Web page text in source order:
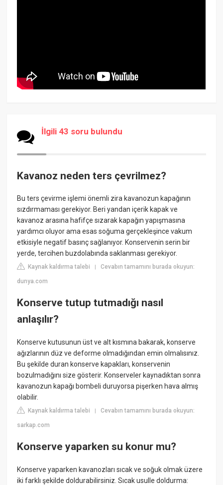
İlgili 43 soru bulundu
Kavanoz neden ters çevrilmez?
Bu ters çevirme işlemi önemli zira kavanozun kapağının
sızdırmaması gerekiyor. Beri yandan içerik kapak ve
kavanoz arasına hafifçe sızarak kapağın yapışmasına
yardımcı oluyor ama esas soğuma gerçekleşince vakum
etkisiyle negatif basınç sağlanıyor. Konservenin serin bir
yerde, tercihen buzdolabında saklanması gerekiyor.
Kaynak kaldırma talebi |Cevabın tamamını burada okuyun:
dunya.com
Konserve tutup tutmadığı nasıl
anlaşılır?
Konserve kutusunun üst ve alt kısmına bakarak, konserve
ağızlarının düz ve deforme olmadığından emin olmalısınız.
Bu şekilde duran konserve kapakları, konservenin
bozulmadığını size gösterir. Konserveler kaynadıktan sonra
kavanozun kapağı bombeli duruyorsa pişerken hava almış
olabilir.
Kaynak kaldırma talebi |Cevabın tamamını burada okuyun:
sarkap.com
Konserve yaparken su konur mu?
Konserve yaparken kavanozları sıcak ve soğuk olmak üzere
iki farklı şekilde doldurabilirsiniz. Sıcak usulle doldurma: